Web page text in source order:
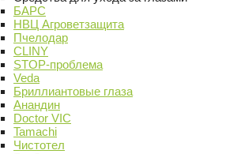
БАРС
НВЦ Агроветзащита
Пчелодар
CLINY
STOP-проблема
Veda
Бриллиантовые глаза
Анандин
Doctor VIC
Tamachi
Чистотел